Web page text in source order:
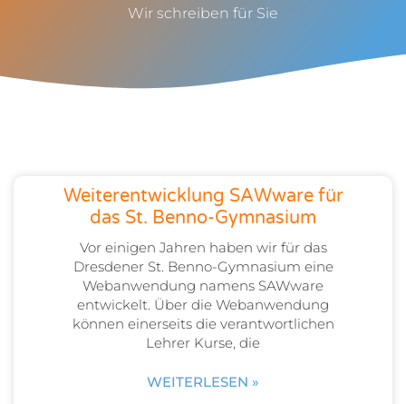
Wir schreiben für Sie
Weiterentwicklung SAWware für
das St. Benno-Gymnasium
Vor einigen Jahren haben wir für das
Dresdener St. Benno-Gymnasium eine
Webanwendung namens SAWware
entwickelt. Über die Webanwendung
können einerseits die verantwortlichen
Lehrer Kurse, die
WEITERLESEN »